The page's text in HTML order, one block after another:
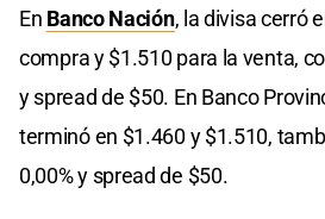
En Banco Nación, la divisa cerró
compra y $1.510 para la venta,
y spread de $50. En Banco
terminó en $1.460 y $1.510,
0,00% y spread de $50.